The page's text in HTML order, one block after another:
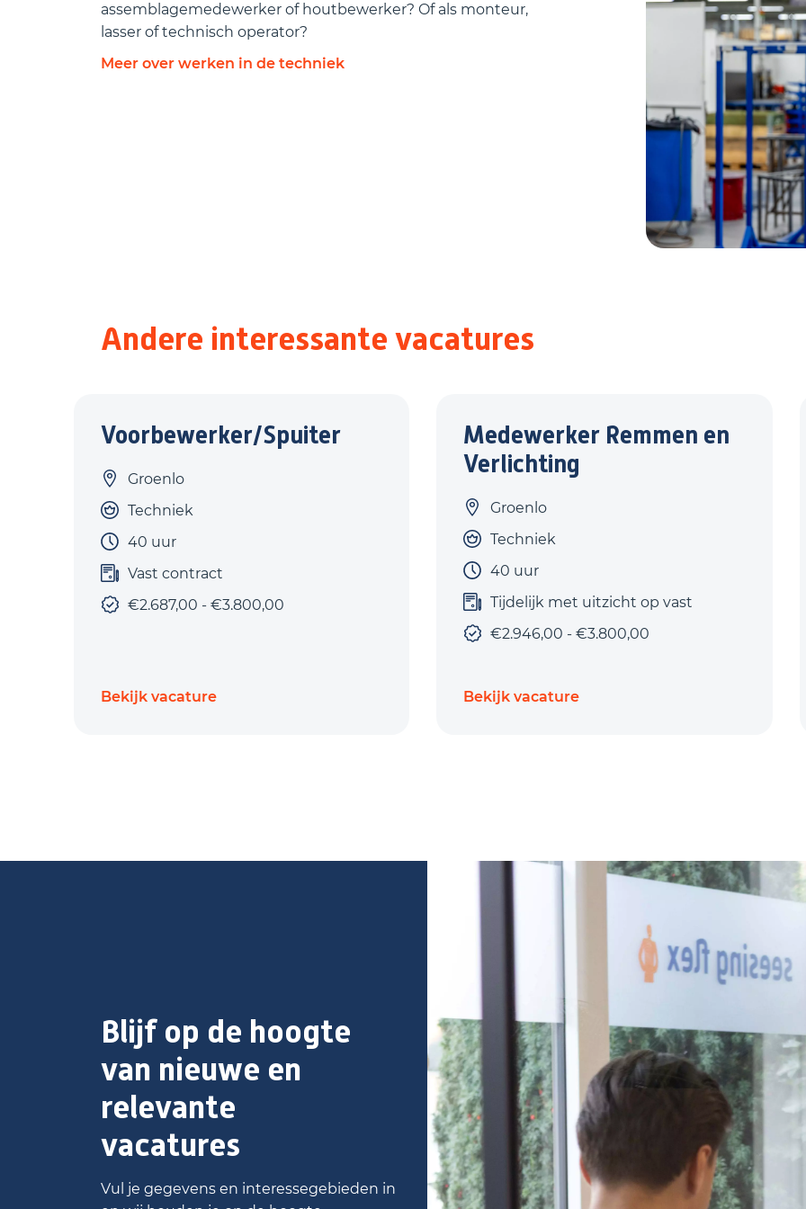
assemblagemedewerker of houtbewerker? Of als monteur,
lasser of technisch operator?
Meer over werken in de techniek
Andere interessante vacatures
Voorbewerker/Spuiter
Groenlo
Techniek
40 uur
Vast contract
€2.687,00 - €3.800,00
Bekijk vacature
Medewerker Remmen en
Verlichting
Groenlo
Techniek
40 uur
Tijdelijk met uitzicht op vast
€2.946,00 - €3.800,00
Bekijk vacature
Blijf op de hoogte
van nieuwe en
relevante
vacatures
Vul je gegevens en interessegebieden in